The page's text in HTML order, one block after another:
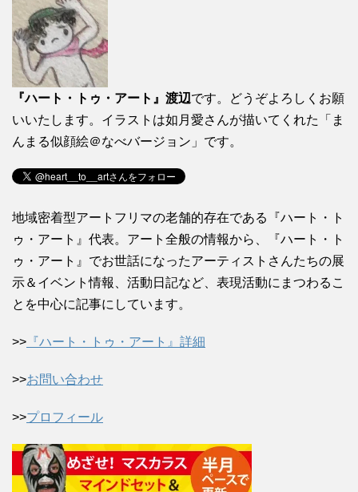
『ハート・トゥ・アート』渡辺です。どうぞよろしくお願
いいたします。イラストは如月愛さんが描いてくれた「ま
んまる似顔絵＠なべバージョン」です。
地域密着型アートフリマの老舗的存在である『ハート・ト
ゥ・アート』代表。アート全般の情報から、『ハート・ト
ゥ・アート』でお世話になったアーティストさんたちの展
示＆イベント情報、活動日記など、表現活動にまつわるこ
とを中心に記事にしています。
>> 『ハート・トゥ・アート』詳細
>>お問い合わせ
>>プロフィール